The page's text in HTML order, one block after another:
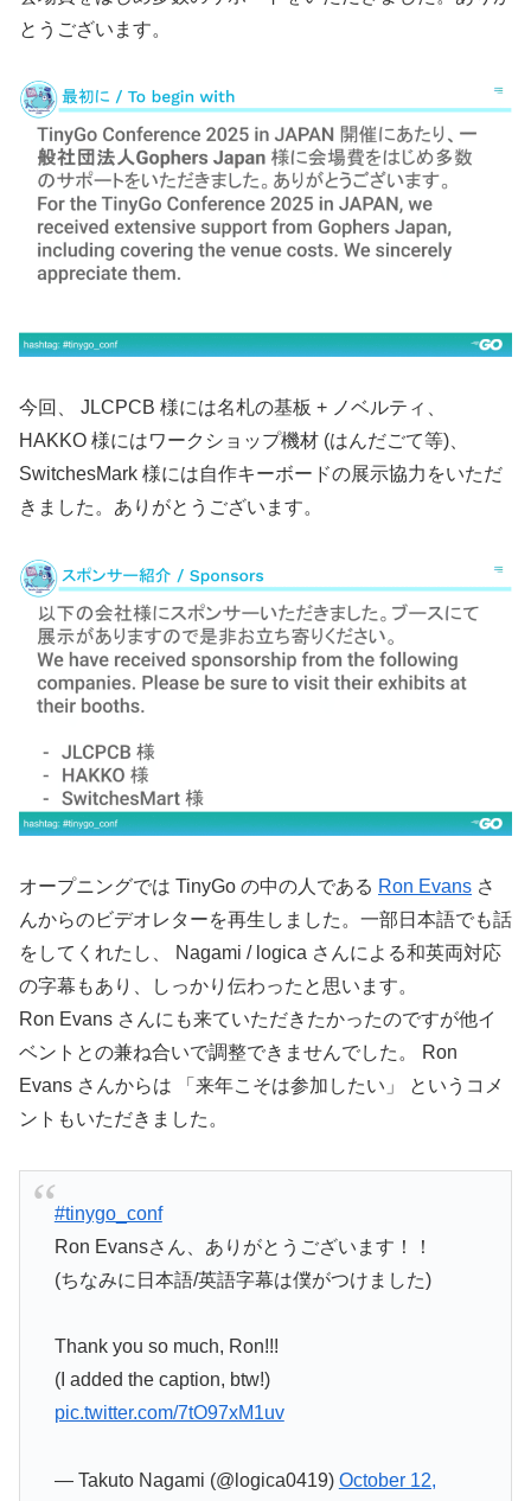
とうございます。
今回、 JLCPCB 様には名札の基板 + ノベルティ、
HAKKO 様にはワークショップ機材 (はんだごて等)、
SwitchesMark 様には自作キーボードの展示協力をいただ
きました。ありがとうございます。
オープニングでは TinyGo の中の人である Ron Evans さ
んからのビデオレターを再生しました。一部日本語でも話
をしてくれたし、 Nagami / logica さんによる和英両対応
の字幕もあり、しっかり伝わったと思います。
Ron Evans さんにも来ていただきたかったのですが他イ
ベントとの兼ね合いで調整できませんでした。 Ron
Evans さんからは 「来年こそは参加したい」 というコメ
ントもいただきました。
#tinygo_conf
Ron Evansさん、ありがとうございます！！
(ちなみに日本語/英語字幕は僕がつけました)
Thank you so much, Ron!!!
(I added the caption, btw!)
pic.twitter.com/7tO97xM1uv
— Takuto Nagami (@logica0419) October 12,